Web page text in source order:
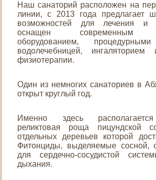
Наш санаторий расположен на
линии, с 2013 года предлагает
возможностей для лечения и
оснащен современным
оборудованием,
водолечебницей, ингаляторием
физиотерапии.
Один из немногих санаториев в
открыт круглый год.
Именно здесь
реликтовая роща пицундской
отдельных деревьев которой
Фитонциды, выделяемые сосной,
для сердечно-сосудистой
дыхания.